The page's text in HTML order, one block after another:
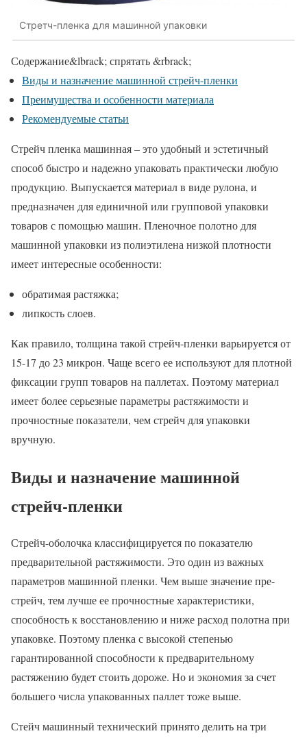
Стретч-пленка для машинной упаковки
Содержание&lbrack; спрятать &rbrack;
Виды и назначение машинной стрейч-пленки
Преимущества и особенности материала
Рекомендуемые статьи
Стрейч пленка машинная – это удобный и эстетичный
способ быстро и надежно упаковать практически любую
продукцию. Выпускается материал в виде рулона, и
предназначен для единичной или групповой упаковки
товаров с помощью машин. Пленочное полотно для
машинной упаковки из полиэтилена низкой плотности
имеет интересные особенности:
обратимая растяжка;
липкость слоев.
Как правило, толщина такой стрейч-пленки варьируется от
15-17 до 23 микрон. Чаще всего ее используют для плотной
фиксации групп товаров на паллетах. Поэтому материал
имеет более серьезные параметры растяжимости и
прочностные показатели, чем стрейч для упаковки
вручную.
Виды и назначение машинной
стрейч-пленки
Стрейч-оболочка классифицируется по показателю
предварительной растяжимости. Это один из важных
параметров машинной пленки. Чем выше значение пре-
стрейч, тем лучше ее прочностные характеристики,
способность к восстановлению и ниже расход полотна при
упаковке. Поэтому пленка с высокой степенью
гарантированной способности к предварительному
растяжению будет стоить дороже. Но и экономия за счет
большего числа упакованных паллет тоже выше.
Стейч машинный технический принято делить на три